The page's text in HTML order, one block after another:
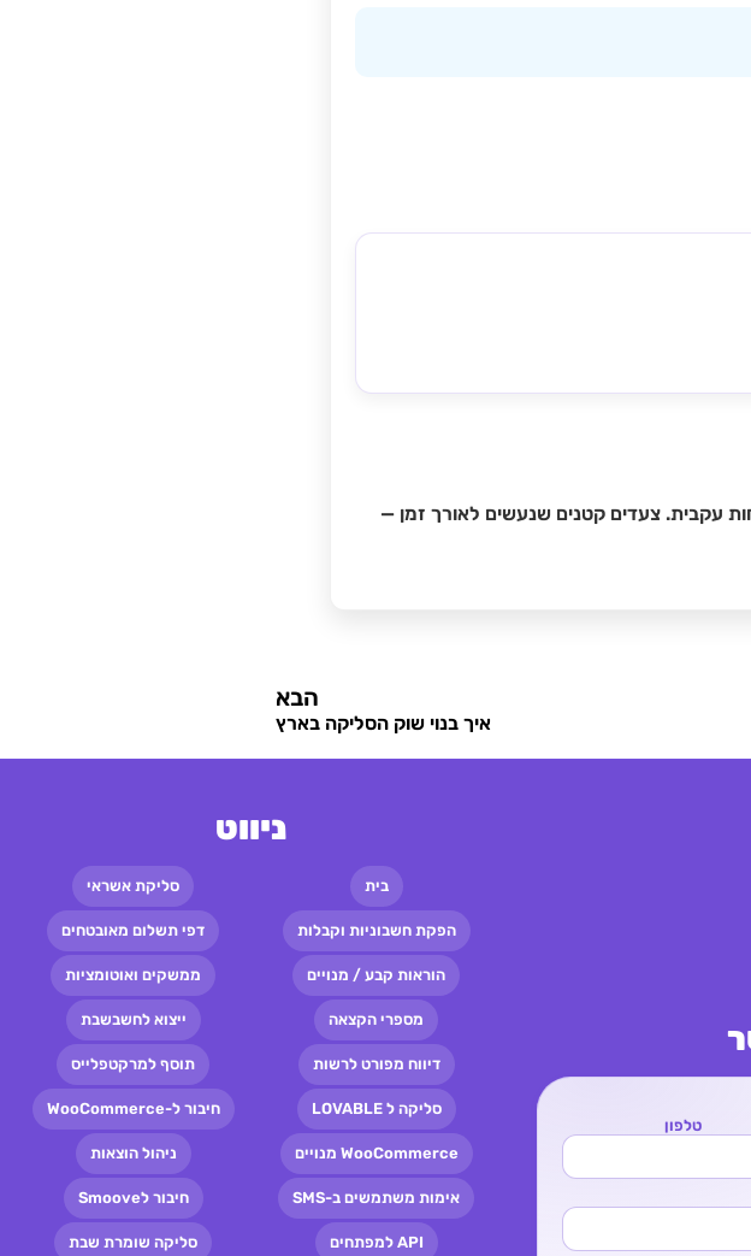
עקבית. צעדים קטנים שנעשים לאורך זמן —
הבא
איך בנוי שוק הסליקה בארץ
טלפון
ניווט
בית סליקת אשראי
הפקת חשבוניות וקבלות דפי תשלום מאובטחים
הוראות קבע / מנויים ממשקים ואוטומציות
מספרי הקצאה ייצוא לחשבשבת
דיווח מפורט לרשות תוסף למרקטפלייס
סליקה ל LOVABLE חיבור ל-WooCommerce
WooCommerce מנויים ניהול הוצאות
אימות משתמשים ב-SMS חיבור לSmoove
API למפתחים סליקה שומרת שבת